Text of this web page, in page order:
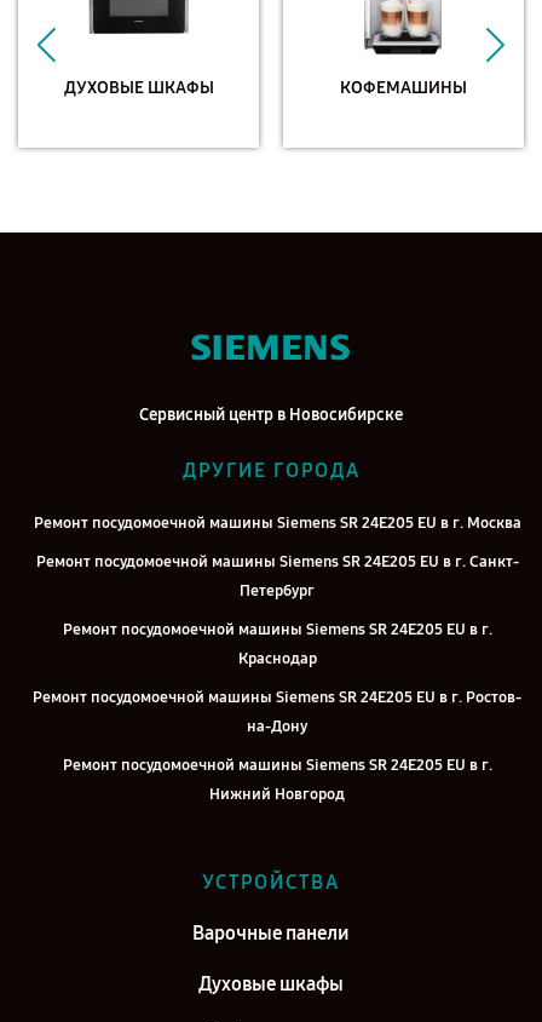
ДУХОВЫЕ ШКАФЫ КОФЕМАШИНЫ
Сервисный центр в Новосибирске
ДРУГИЕ ГОРОДА
Ремонт посудомоечной машины Siemens SR 24E205 EU в г. Москва
Ремонт посудомоечной машины Siemens SR 24E205 EU в г. Санкт-
Петербург
Ремонт посудомоечной машины Siemens SR 24E205 EU в г.
Краснодар
Ремонт посудомоечной машины Siemens SR 24E205 EU в г. Ростов-
на-Дону
Ремонт посудомоечной машины Siemens SR 24E205 EU в г.
Нижний Новгород
Екатеринбург
УСТРОЙСТВА
Варочные панели
Духовые шкафы